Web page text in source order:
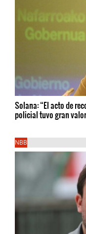
Solana: “El acto de
policial tuvo gran
NBB